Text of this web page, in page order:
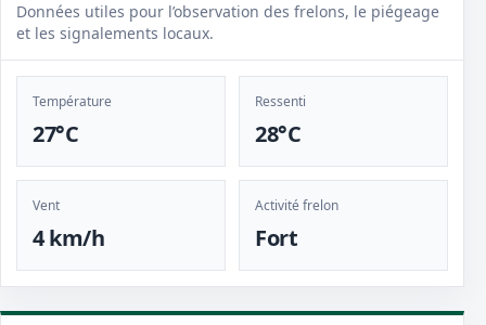
Données utiles pour l’observation des frelons, le piégeage
et les signalements locaux.
Température
27°C
Ressenti
28°C
Vent
4 km/h
Activité frelon
Fort